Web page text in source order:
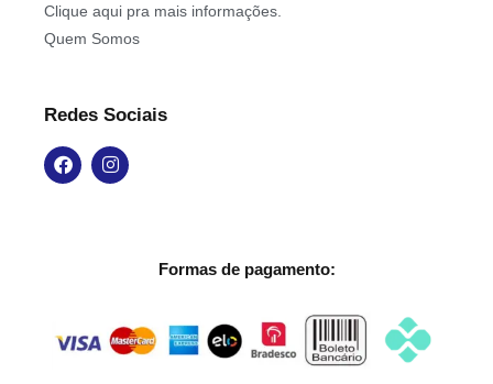
Clique aqui pra mais informações.
Quem Somos
Redes Sociais
Formas de pagamento: